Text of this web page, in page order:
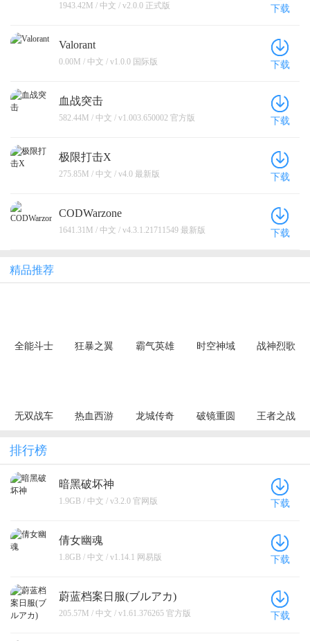
1943.42M / 中文 / v2.0.0 正式版 下载
Valorant
0.00M / 中文 / v1.0.0 国际版 下载
血战突击
582.44M / 中文 / v1.003.650002 官方版 下载
极限打击X
275.85M / 中文 / v4.0 最新版 下载
CODWarzone
1641.31M / 中文 / v4.3.1.21711549 最新版 下载
精品推荐
全能斗士
狂暴之翼
霸气英雄
时空神域
战神烈歌
无双战车
业）
热血西游
龙城传奇
破镜重圆
王者之战
排行榜
暗黑破坏神
1.9GB / 中文 / v3.2.0 官网版 下载
倩女幽魂
1.8GB / 中文 / v1.14.1 网易版 下载
蔚蓝档案日服(ブルアカ)
205.57M / 中文 / v1.61.376265 官方版 下载